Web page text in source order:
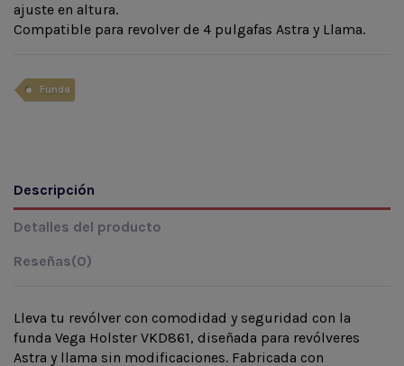
ajuste en altura.
Compatible para revolver de 4 pulgafas Astra y Llama.
Funda
Descripción
Detalles del producto
Reseñas(0)
Lleva tu revólver con comodidad y seguridad con la
funda Vega Holster VKD861, diseñada para revólveres
Astra y llama sin modificaciones. Fabricada con